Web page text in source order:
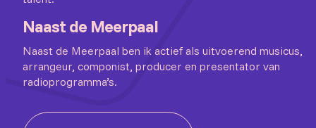
Naast de Meerpaal
Naast de Meerpaal ben ik actief als uitvoerend musicus,
arrangeur, componist, producer en presentator van
radioprogramma’s.